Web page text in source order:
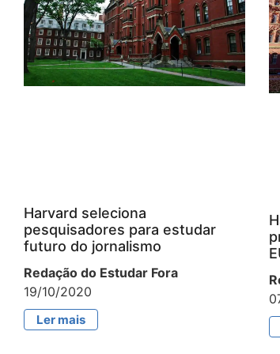
Harvard seleciona
pesquisadores para estudar
futuro do jornalismo
Redação do Estudar Fora
19/10/2020
Ler mais